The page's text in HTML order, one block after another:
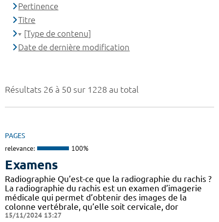
Résultats 26 à 50 sur 1228 au total
PAGES
relevance: 100%
Examens
Radiographie Qu’est-ce que la radiographie du rachis ?
La radiographie du rachis est un examen d’imagerie
médicale qui permet d’obtenir des images de la
colonne vertébrale, qu’elle soit cervicale, dor
15/11/2024 13:27
Pertinence
Titre
[Type de contenu]
Date de dernière modification